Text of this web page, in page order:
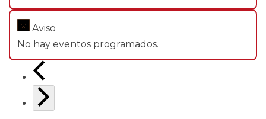
Aviso
No hay eventos programados.